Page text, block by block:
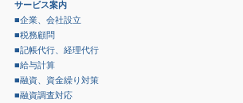
サービス案内
■企業、会社設立
■税務顧問
■記帳代行、経理代行
■給与計算
■融資、資金繰り対策
■融資調査対応